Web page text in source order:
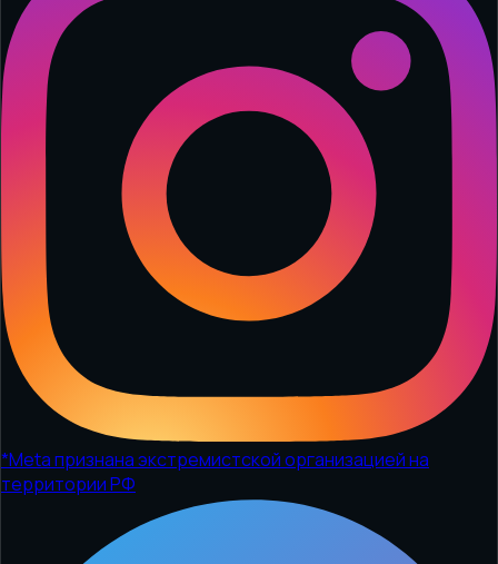
*Meta признана экстремистской организацией на
территории РФ